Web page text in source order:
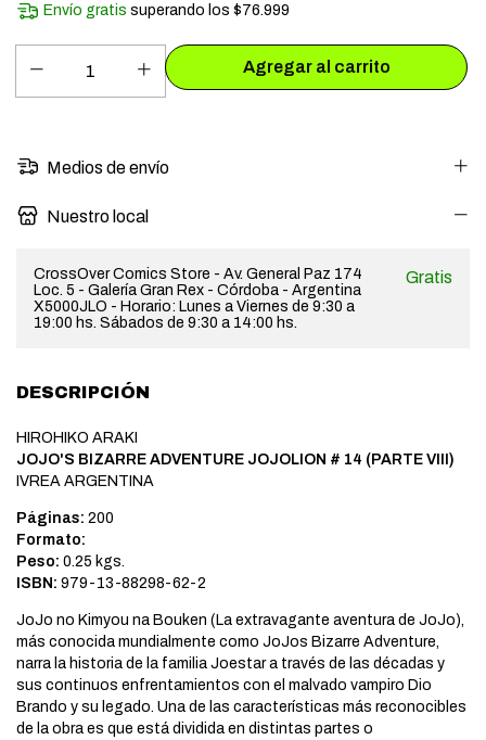
Envío gratis superando los$76.999
Medios de envío
Nuestro local
CrossOver Comics Store - Av. General Paz 174
Loc. 5 - Galería Gran Rex - Córdoba - Argentina
X5000JLO - Horario: Lunes a Viernes de 9:30 a
19:00 hs. Sábados de 9:30 a 14:00 hs.
Gratis
DESCRIPCIÓN
HIROHIKO ARAKI
JOJO'S BIZARRE ADVENTURE JOJOLION # 14 (PARTE VIII)
IVREA ARGENTINA
Páginas: 200
Formato:
Peso: 0.25 kgs.
ISBN: 979-13-88298-62-2
JoJo no Kimyou na Bouken (La extravagante aventura de JoJo),
más conocida mundialmente como JoJos Bizarre Adventure,
narra la historia de la familia Joestar a través de las décadas y
sus continuos enfrentamientos con el malvado vampiro Dio
Brando y su legado. Una de las características más reconocibles
de la obra es que está dividida en distintas partes o